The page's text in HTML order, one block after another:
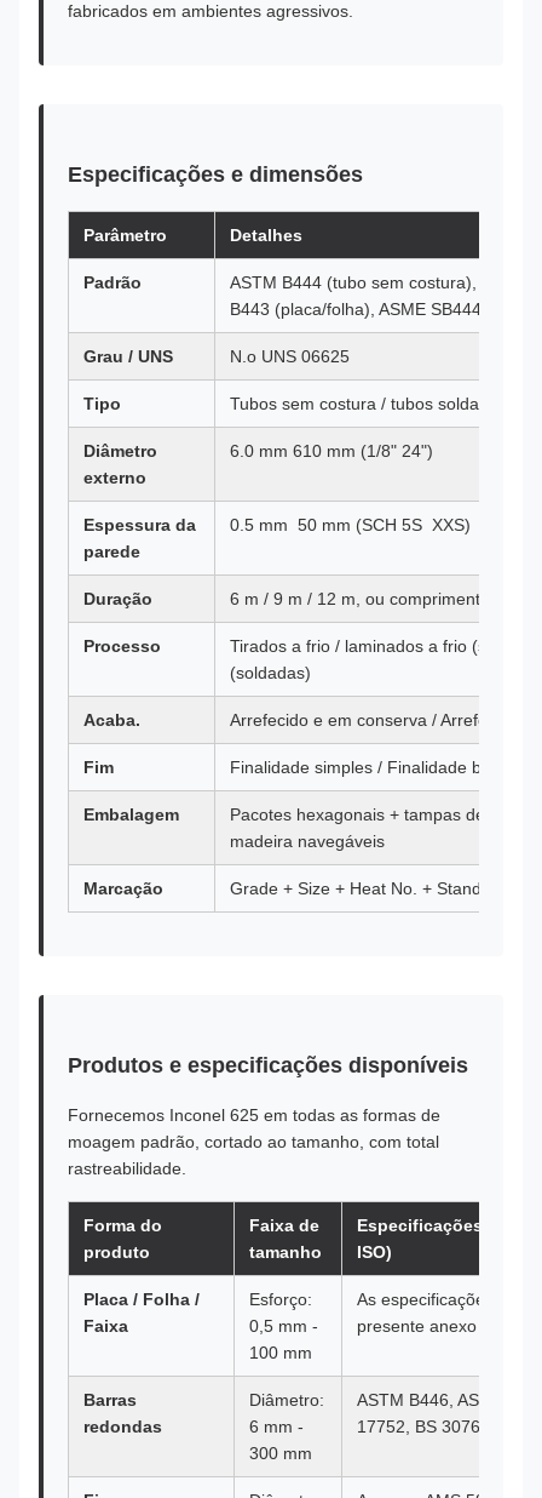
fabricados em ambientes agressivos.
Especificações e dimensões
Parâmetro Detalhes
Padrão
ASTM B444 (tubo sem costura), ASTM
B443 (placa/folha), ASME SB444
Grau / UNS N.o UNS 06625
Tipo Tubos sem costura / tubos soldados
Diâmetro
externo
6.0 mm 610 mm (1/8" 24")
Espessura da
parede
0.5 mm ️ 50 mm (SCH 5S ️ XXS)
Duração 6 m / 9 m / 12 m, ou comprimentos
Processo
Tirados a frio / laminados a frio (sem
(soldadas)
Acaba. Arrefecido e em conserva / Arrefecido
Fim Finalidade simples / Finalidade
Embalagem
Pacotes hexagonais + tampas de
madeira navegáveis
Marcação Grade + Size + Heat No. + Standard
Produtos e especificações disponíveis
Fornecemos Inconel 625 em todas as formas de
moagem padrão, cortado ao tamanho, com total
rastreabilidade.
Forma do
produto
Faixa de
tamanho
Especificações
ISO)
Placa / Folha /
Faixa
Esforço:
0,5 mm -
100 mm
As especificações
presente anexo não
Barras
redondas
Diâmetro:
6 mm -
300 mm
ASTM B446, ASME
17752, BS 3076 NA21